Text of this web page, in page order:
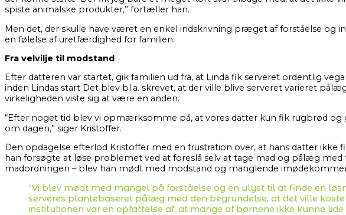
spiste animalske produkter,” fortæller han.
Men det, der skulle have været en enkel indskrivning præget af forståelse og
en følelse af uretfærdighed for familien.
Fra velvilje til modstand
Efter datteren var startet, gik familien ud fra, at Linda fik serveret ordentlig
inden Lindas start Det blev bl.a. skrevet, at der ville blive serveret varieret
virkeligheden viste sig at være en anden.
“Efter noget tid blev vi opmærksomme på, at vores datter kun fik rugbrød
om dagen,” siger Kristoffer.
Den opdagelse efterlod Kristoffer med en frustration over, at hans datter
han forsøgte at løse problemet ved at foreslå selv at tage mad og pålæg med
madordningen – blev han mødt med modstand og manglende
“Vi blev mødt med mangel på forståelse og en ulyst til at finde en
serveres plantebaseret pålæg med den begrundelse, at det ville
institutionen var en opfattelse af, at mange af børnene ikke kunne